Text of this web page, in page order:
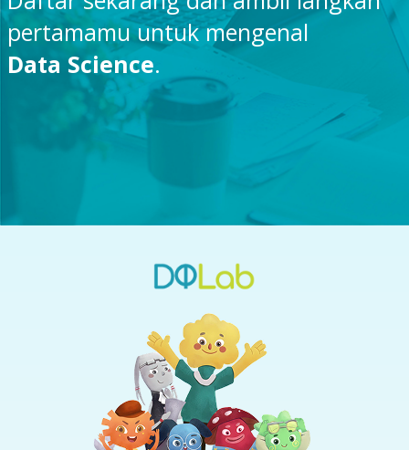
pertamamu untuk mengenal
Data Science.